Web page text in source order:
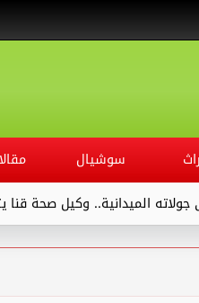
سوشيال
وكيل صحة قنا يتفقد مستشفى